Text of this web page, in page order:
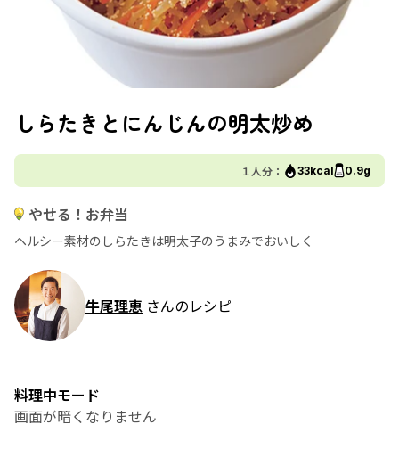
しらたきとにんじんの明太炒め
１人分： 33kcal 0.9g
やせる！お弁当
ヘルシー素材のしらたきは明太子のうまみでおいしく
牛尾理恵 さんのレシピ
料理中モード
画面が暗くなりません